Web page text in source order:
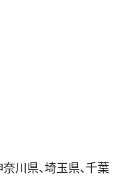
川県､埼玉県､千葉